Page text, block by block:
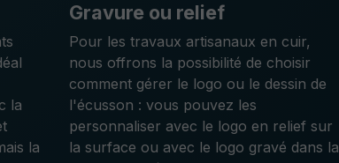
la
la
Gravure ou relief
Pour les travaux artisanaux en cuir,
nous offrons la possibilité de choisir
comment gérer le logo ou le dessin de
l'écusson : vous pouvez les
personnaliser avec le logo en relief sur
la surface ou avec le logo gravé dans la